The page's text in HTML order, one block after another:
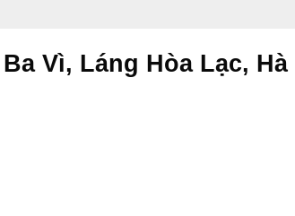
Vì, Láng Hòa Lạc, Hà